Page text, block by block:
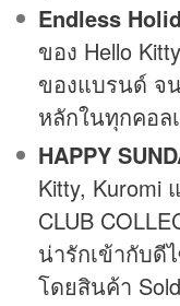
Endless
ของ Hello
ของแบรนด์ จ
หลักในทุกคอล
HAPPY
Kitty, Kuromi
CLUB
น่ารักเข้ากับดี
โดยสินค้า